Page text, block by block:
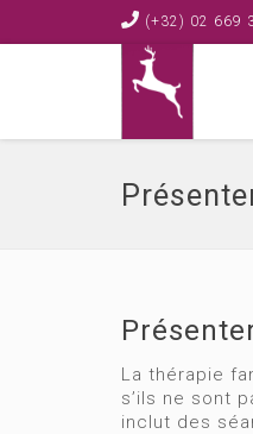
(+32) 02 669
La thérapie
s’ils ne sont
inclut des